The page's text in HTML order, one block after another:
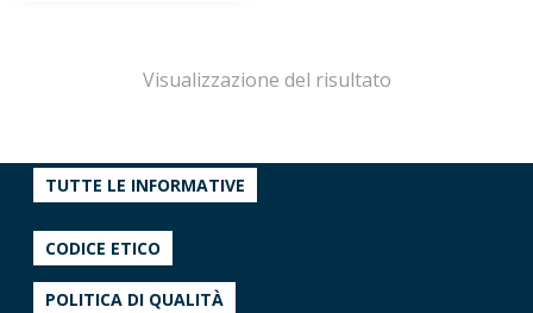
Visualizzazione del risultato
TUTTE LE INFORMATIVE
CODICE ETICO
POLITICA DI QUALITÀ